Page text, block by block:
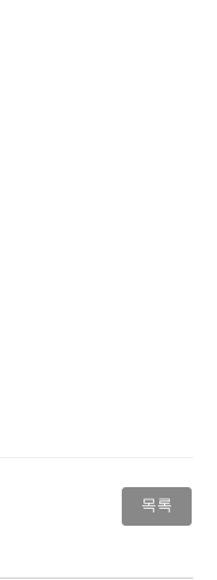
목록